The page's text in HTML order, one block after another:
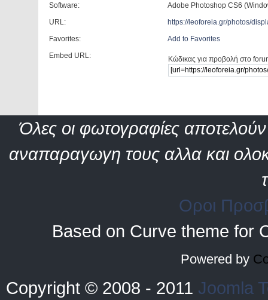
Software:
Adobe Photoshop CS6
URL:
https://leoforeia.gr/photos/
Favorites:
Add to Favorites
Embed URL:
Κώδικας για προβολή στο
Όλες οι φωτογραφίες αποτελούν
αναπαραγωγη τους αλλα και
Οροι
Based on Curve theme for
Powered by
Copyright © 2008 - 2011 Joomla